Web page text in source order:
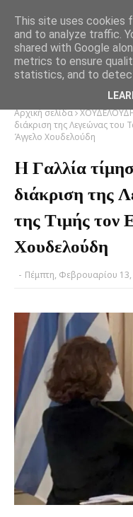
Αρχική σελίδα
διάκριση της Λεγεώνας του
Άγγελο Χουδελούδη
H Γαλλία
διάκριση της
της Τιμής τον
Χουδελούδη
- Πέμπτη, Φεβρουαρίου 13,
This site uses cookies
and to analyze traffic.
shared with Google
metrics to ensure
statistics, and to